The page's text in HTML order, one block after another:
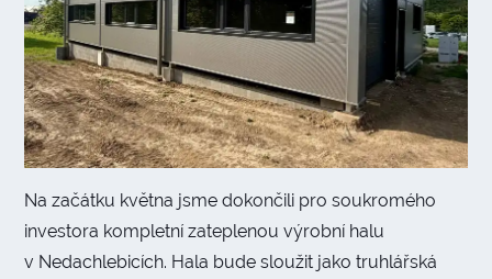
Na začátku května jsme dokončili pro soukromého
investora kompletní zateplenou výrobní halu
v Nedachlebicích. Hala bude sloužit jako truhlářská